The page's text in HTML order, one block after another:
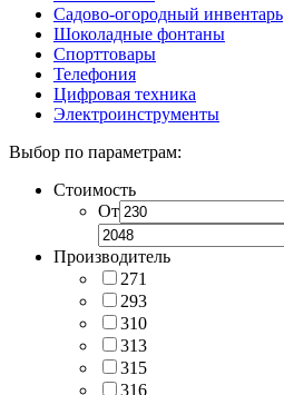
Садово-огородный инвентарь
Шоколадные фонтаны
Спорттовары
Телефония
Цифровая техника
Электроинструменты
Выбор по параметрам:
Стоимость
От
Производитель
271
293
310
313
315
316